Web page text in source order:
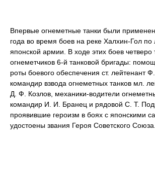
Впервые огнеметные танки были
года во время боев на реке Халхин-Гол по
японской армии. В ходе этих боев четверо
огнеметчиков 6-й танковой бригады:
роты боевого обеспечения ст. лейтенант
командир взвода огнеметных танков мл.
Д. Ф. Козлов, механики-водители
командир И. И. Бранец и рядовой С. Т.
проявившие героизм в боях с японскими
удостоены звания Героя Советского Союза.